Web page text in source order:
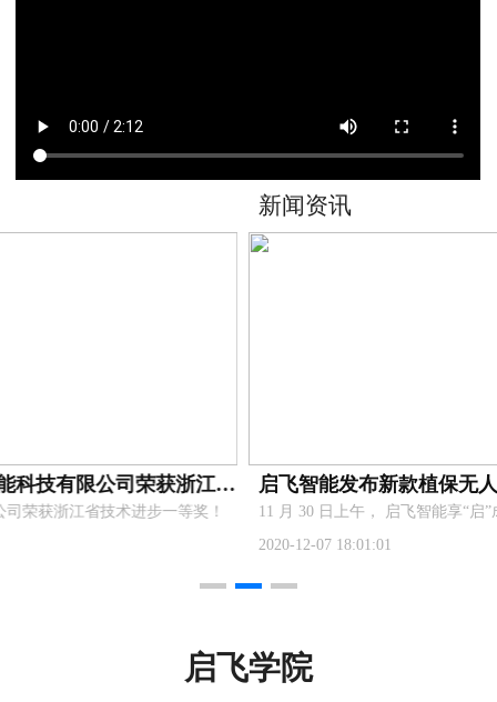
喜报！杭州启飞智能科技有限公司荣获浙江省技术进步一等奖！
！
启飞智能发布新款植保无人机22升载重 多功能机架 AG3Pro核心部件
​11 月 30 日上午， 启飞智能享“启”成2021新成品新商务发布会在杭州举行,共同见证探讨科技对农业行业的推动，展望智慧农业新发展。
启飞学院